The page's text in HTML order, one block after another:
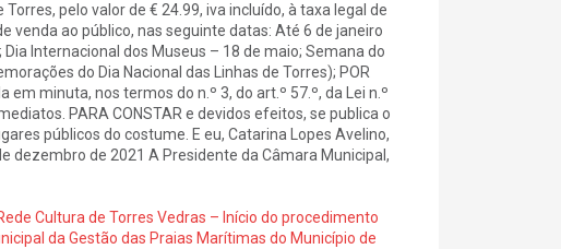
pelo valor de € 24.99, iva incluído, à taxa legal de
venda ao público, nas seguinte datas: Até 6 de janeiro
Internacional dos Museus – 18 de maio; Semana do
do Dia Nacional das Linhas de Torres); POR
em minuta, nos termos do n.º 3, do art.º 57.º, da Lei n.º
PARA CONSTAR e devidos efeitos, se publica o
públicos do costume. E eu, Catarina Lopes Avelino,
dezembro de 2021 A Presidente da Câmara Municipal,
Cultura de Torres Vedras – Início do procedimento
da Gestão das Praias Marítimas do Município de